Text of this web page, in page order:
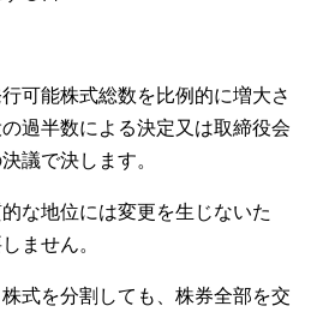
可能株式総数を比例的に増大さ
過半数による決定又は取締役会
議で決します。
な地位には変更を生じないた
ません。
式を分割しても、株券全部を交